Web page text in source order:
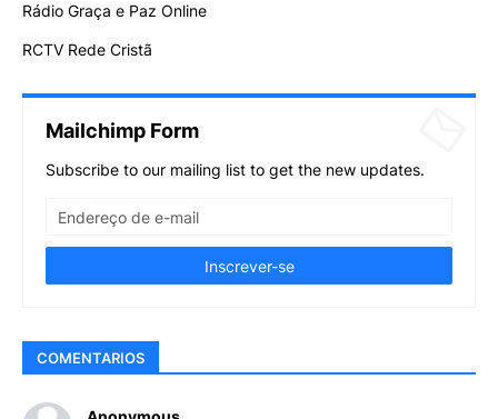
Rádio Graça e Paz Online
RCTV Rede Cristã
Mailchimp Form
Subscribe to our mailing list to get the new updates.
COMENTARIOS